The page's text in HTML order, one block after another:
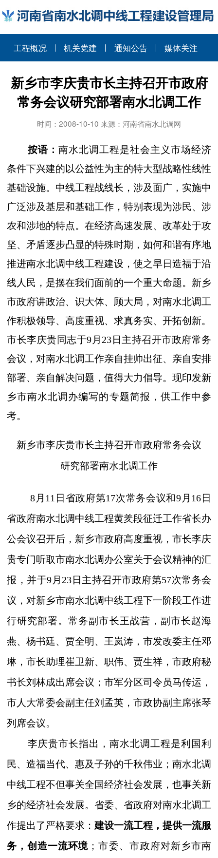
工程概况 机关党建 通知公告 媒体关注
新乡市李庆贵市长主持召开市政府
常务会议研究部署南水北调工作
时间：2008-10-10 来源：河南省南水北调网
按语： 南水北调工程是社会主义市场经济
条件下兴建的以公益性为主的特大型战略性线性
基础设施。中线工程战线长，涉及面广，实施中
广泛涉及基层和基础工作，特别表现为涉民、涉
农和涉地的特点。在经济高速发展、改革处于攻
坚、矛盾逐步凸显的特殊时期，如何和谐有序地
推进南水北调中线工程建设，使之早日造福于沿
线人民，是摆在我们面前的一个重大命题。新乡
市政府讲政治、识大体、顾大局，对南水北调工
作积极领导、高度重视、求真务实、开拓创新。
市长李庆贵同志于9 月 23 日 主持召开市政府常务
会议，对南水北调工作亲自挂帅出征、亲自安排
部署、亲自解决问题，值得大力倡导。现印发新
乡市南水北调办编写的专题简报，供工作中参
考。
新乡市李庆贵市长主持召开市政府常务会议
研究部署南水北调工作
8 月 11 日 省政府第17次常务会议和9 月 16 日
省政府南水北调中线工程黄羑段征迁工作省长办
公会议召开后，新乡市政府高度重视， 市长李庆
贵专门听取市南水北调办公室关于会议精神的汇
报，并于9 月 23 日 主持召开市政府第57次常务会
议，对新乡市南水北调中线工程下一阶段工作进
行研究部署。常务副市长王战营，副市长赵海
燕、杨书廷、贾全明、王岚涛，市发改委主任邓
琳，市长助理崔卫新、职伟、贾生祥，市政府秘
书长刘林成出席会议；市军分区司令员马传运，
市人大常委会副主任刘孟英，市政协副主席张琴
列席会议。
李庆贵市长指出，南水北调工程是利国利
民、造福当代、惠及子孙的千秋伟业；南水北调
中线工程不但事关全国经济社会发展，也事关新
乡的经济社会发展。 省委、省政府对南水北调工
作提出了严格要求： 建设一流工程，提供一流服
务，创造一流环境 ； 市委、市政府对新乡市南